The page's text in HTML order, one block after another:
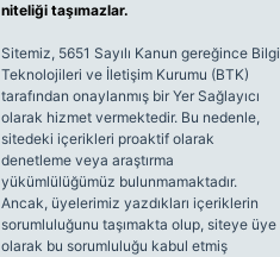
niteliği taşımazlar.
Sitemiz, 5651 Sayılı Kanun gereğince Bilgi
Teknolojileri ve İletişim Kurumu (BTK)
tarafından onaylanmış bir Yer Sağlayıcı
olarak hizmet vermektedir. Bu nedenle,
sitedeki içerikleri proaktif olarak
denetleme veya araştırma
yükümlülüğümüz bulunmamaktadır.
Ancak, üyelerimiz yazdıkları içeriklerin
sorumluluğunu taşımakta olup, siteye üye
olarak bu sorumluluğu kabul etmiş